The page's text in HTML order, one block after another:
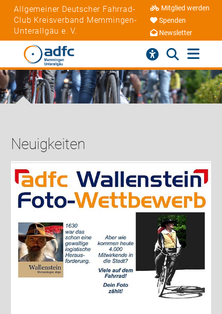
Allgemeiner Deutscher Fahrrad-
Club Kreisverband Memmingen-
Unterallgäu e. V.
Mitglied werden
Spenden
Newsletter
Neuigkeiten